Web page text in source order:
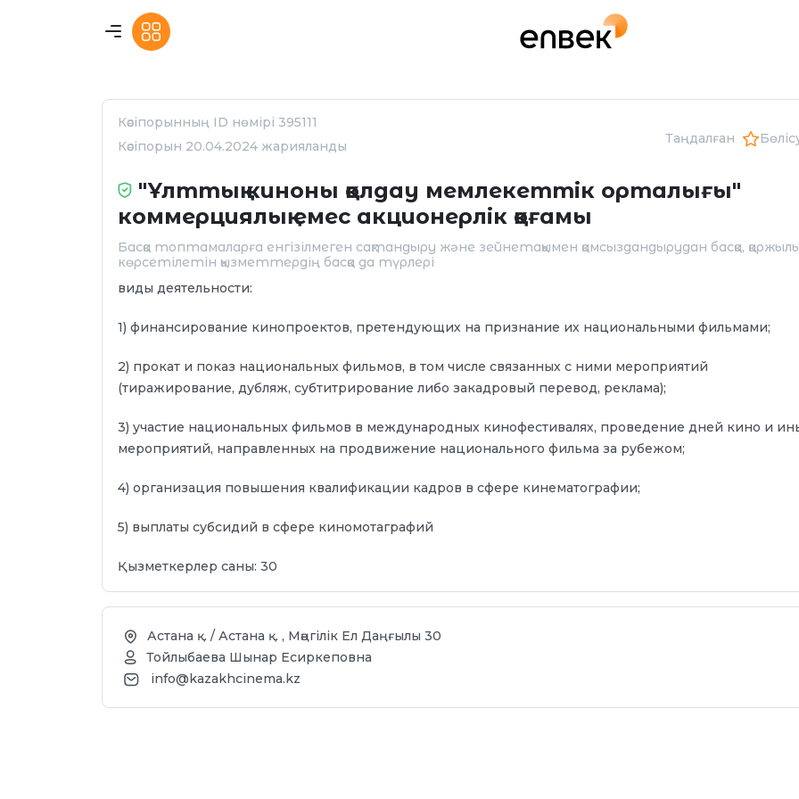
Кәсіпорынның ID нөмірі 395111
Кәсіпорын 20.04.2024 жарияланды
Таңдалған
"Ұлттық киноны қолдау мемлекеттік орталығы"
коммерциялық емес акционерлік қоғамы
Басқа топтамаларға енгізілмеген сақтандыру және зейнетақымен қамсыздандырудан басқа,
көрсетілетін қызметтердің басқа да түрлері
виды деятельности:
1) финансирование кинопроектов, претендующих на признание их национальными фильмами;
2) прокат и показ национальных фильмов, в том числе связанных с ними мероприятий
(тиражирование, дубляж, субтитрирование либо закадровый перевод, реклама);
3) участие национальных фильмов в международных кинофестивалях, проведение дней кино и
мероприятий, направленных на продвижение национального фильма за рубежом;
4) организация повышения квалификации кадров в сфере кинематографии;
5) выплаты субсидий в сфере киномотаграфий
Қызметкерлер саны: 30
Астана қ. / Астана қ. , Мәңгілік Ел Даңғылы 30
Тойлыбаева Шынар Есиркеповна
info@kazakhcinema.kz